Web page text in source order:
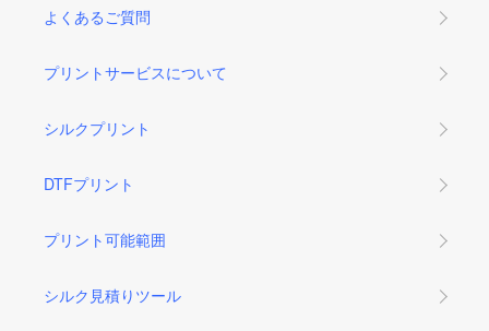
よくあるご質問
プリントサービスについて
シルクプリント
DTFプリント
プリント可能範囲
シルク見積りツール